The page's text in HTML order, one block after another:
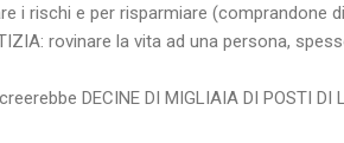
i rischi e per risparmiare (comprandone di
rovinare la vita ad una persona,
DECINE DI MIGLIAIA DI POSTI